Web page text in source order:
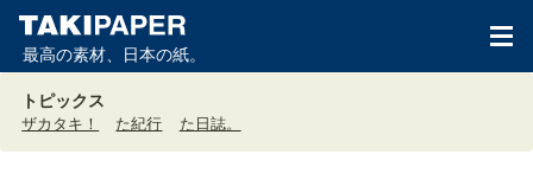
最高の素材、日本の紙。
トピックス
ザカタキ！ た紀行 た日誌。